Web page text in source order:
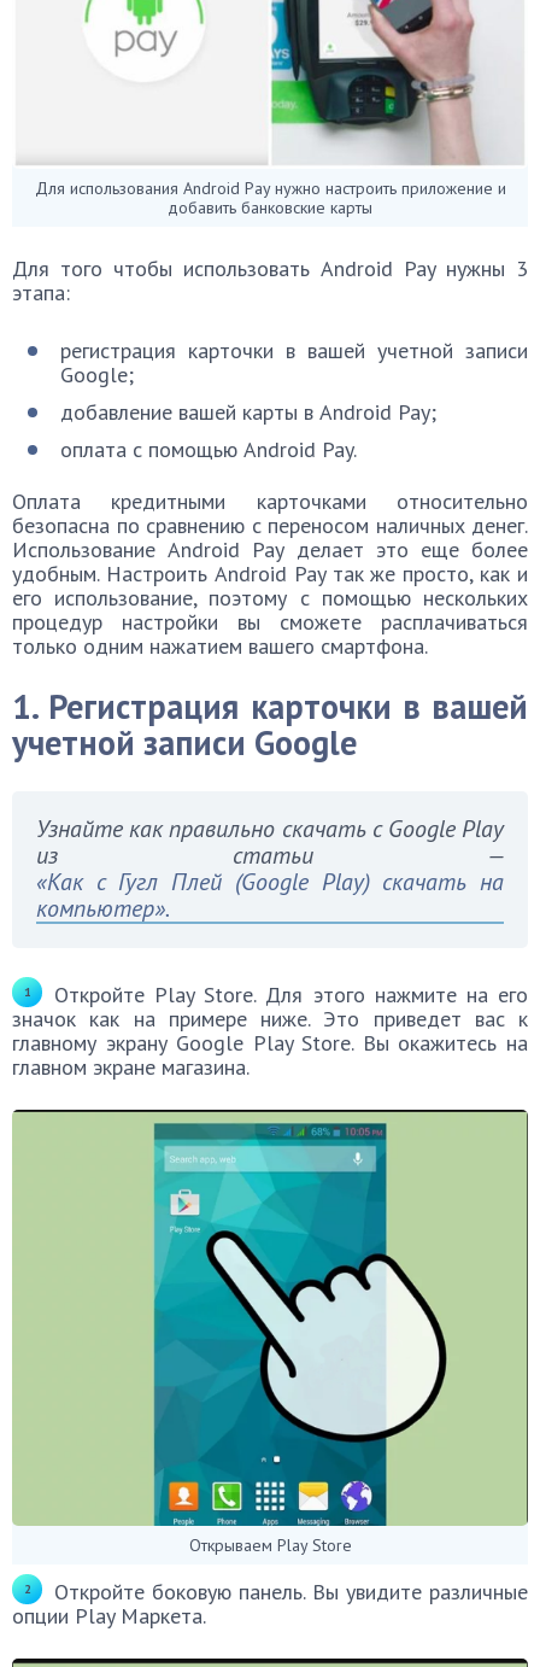
Для использования Android Pay нужно настроить приложение и
добавить банковские карты
Для того чтобы использовать Android Pay нужны 3
этапа:
регистрация карточки в вашей учетной записи
Google;
добавление вашей карты в Android Pay;
оплата с помощью Android Pay.
Оплата кредитными карточками относительно
безопасна по сравнению с переносом наличных денег.
Использование Android Pay делает это еще более
удобным. Настроить Android Pay так же просто, как и
его использование, поэтому с помощью нескольких
процедур настройки вы сможете расплачиваться
только одним нажатием вашего смартфона.
1. Регистрация карточки в вашей
учетной записи Google
Узнайте как правильно скачать с Google Play
из статьи —
«Как с Гугл Плей (Google Play) скачать на
компьютер».
Откройте Play Store. Для этого нажмите на его
значок как на примере ниже. Это приведет вас к
главному экрану Google Play Store. Вы окажитесь на
главном экране магазина.
Открываем Play Store
Откройте боковую панель. Вы увидите различные
опции Play Маркета.